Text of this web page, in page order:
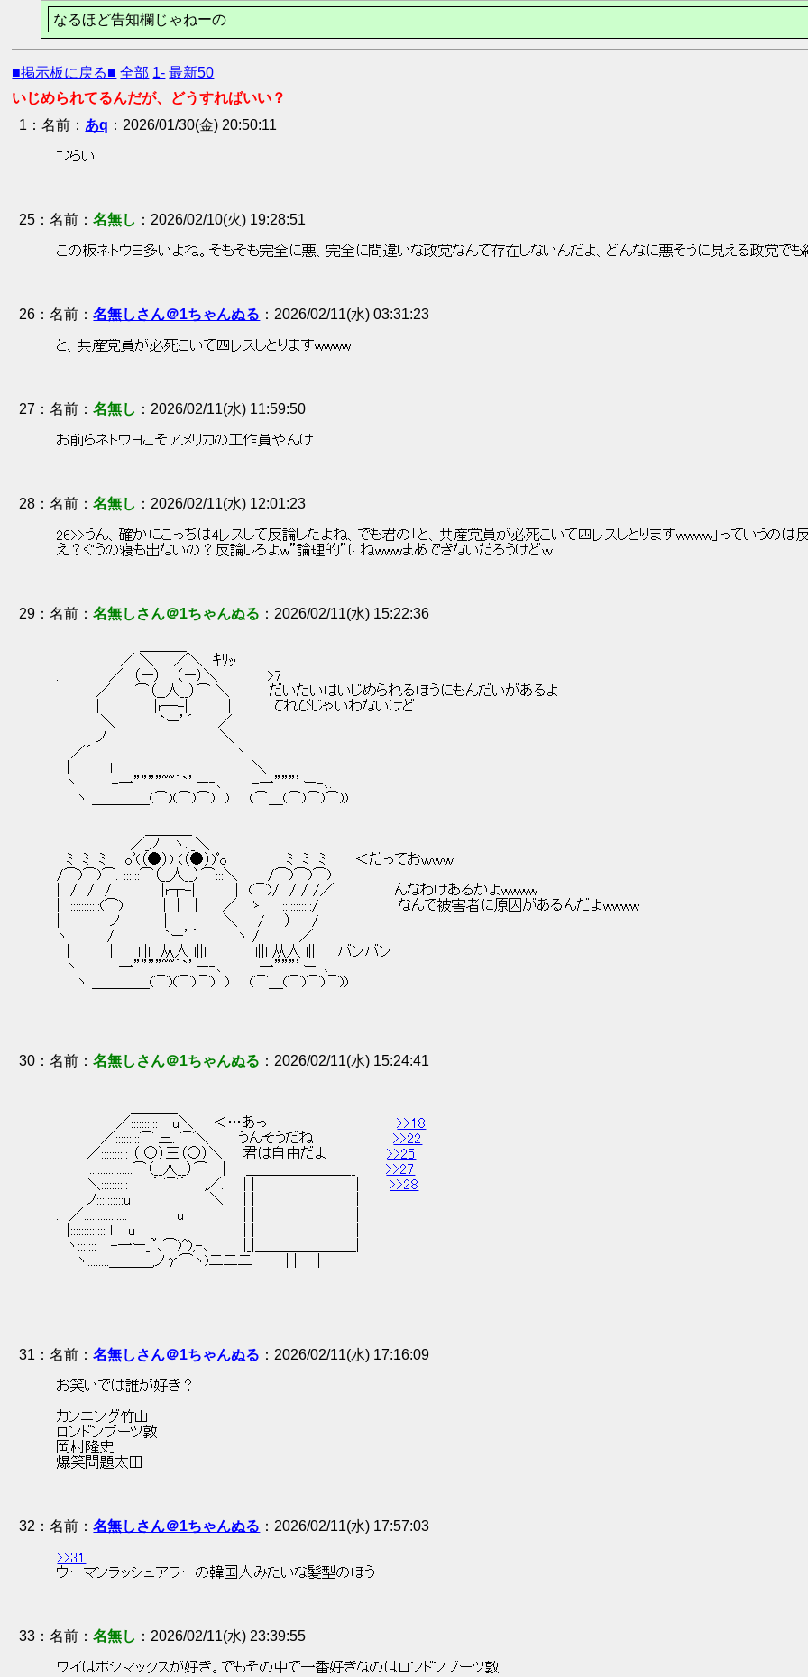
なるほど告知欄じゃねーの
■掲示板に戻る■ 全部 1- 最新50
いじめられてるんだが、どうすればいい？
1 ： あq 2026/01/30(金) 20:50:11
つらい
25 ： 名無し 2026/02/10(火) 19:28:51
この板ネトウヨ多いよね。そもそも完全に悪、完全に間違いな政党なんて存在しないんだよ、どんなに悪そうに見える政党で
26 ： 名無しさん＠1ちゃんぬる 2026/02/11(水) 03:31:23
と、共産党員が必死こいて四レスしとりますwwww
27 ： 名無し 2026/02/11(水) 11:59:50
お前らネトウヨこそアメリカの工作員やんけ
28 ： 名無し 2026/02/11(水) 12:01:23
26>>うん、確かにこっちは4レスして反論したよね、でも君の「と、共産党員が必死こいて四レスしとりますwwww」っていうの
え？ぐうの寝も出ないの？反論しろよw”論理的”にねwwwまあできないだろうけどｗ
29 ： 名無しさん＠1ちゃんぬる 2026/02/11(水) 15:22:36
／ ＼　　／＼　ｷﾘｯ
.　　　　　／　（ー） 　（ー）＼　　　　　>7
／　　 ⌒（__人__）⌒ ＼　　　　だいたいはいじめられるほうにもんだいがあるよ
|　　 　　　|r┬-|　　　　|　　　　てれびじゃいわないけど
＼　　　　 `ー’´　　 ／
ノ　　　　　　　　　　 　＼
／´　　　　　　　　　　　　 　　ヽ
|　　　　ｌ　　　　　　　　　　　　　　＼
ヽ　　　 -一””””~~｀`’ー‐､　　　-一”””’ー-､.
ヽ ＿＿＿＿(⌒)(⌒)⌒)　)　　(⌒＿(⌒)⌒)⌒))
／_ノ 　ヽ､_＼
ﾐ　ﾐ　ﾐ　　oﾟ(（●）) (（●）)ﾟo　　　　　　ﾐ　ﾐ　ﾐ　　　＜だっておｗｗｗ
/⌒)⌒)⌒. ::::::⌒（__人__）⌒:::＼　　　/⌒)⌒)⌒)
|　/　/　/　　　　　|r┬-|　　　　|　(⌒)/　/ / /／　　　　　　んなわけあるかよwwww
|　:::::::::::(⌒)　　　　|　|　 |　　 ／ 　ゝ　　:::::::::::/　　　　　　　　なんで被害者に原因があるんだよwwww
|　　　　　ノ　　 　　|　|　 |　 　＼　　/　　）　　/
ヽ　　　　/　　　　　`ー’´　　 　 ヽ /　　　　／
|　　　　|　　 l||l　从人 l||l 　　　　 l||l 从人 l||l　　バンバン
ヽ　　　 -一””””~~｀`’ー‐､　　　-一”””’ー-､
ヽ ＿＿＿＿(⌒)(⌒)⌒)　)　　(⌒＿(⌒)⌒)⌒))
30 ： 名無しさん＠1ちゃんぬる 2026/02/11(水) 15:24:41
／::::::::::　 u＼　　＜…あっ >>18
／:::::::::⌒ 三. ⌒＼　　　うんそうだね >>22
／:::::::::: （ ○）三（○）＼　　君は自由だよ >>25
|::::::::::::::::⌒（__人__）⌒ 　|　　＿＿＿＿＿＿＿__ >>27
＼::::::::::　　 ｀ ⌒´ 　 ,／. 　 | |　 　 　 　 　 　 　 | >>28
ノ::::::::::u　　　　　　　　＼ 　 | |　 　 　 　 　 　 　 |
.　／::::::::::::::::　　　　　u　　　　　　| |　 　 　 　 　 　 　 |
|::::::::::::: ｌ 　u　　　　　　　　　 　 | |　 　 　 　 　 　 　 |
ヽ::::::: 　-一ー_~､⌒)^),-､　　　 |_|＿＿＿＿＿＿＿|
ヽ::::::::＿＿＿,ノγ⌒ヽ)二二二 　 　 | |　　|
31 ： 名無しさん＠1ちゃんぬる 2026/02/11(水) 17:16:09
お笑いでは誰が好き？
カンニング竹山
ロンドンブーツ敦
岡村隆史
爆笑問題太田
32 ： 名無しさん＠1ちゃんぬる 2026/02/11(水) 17:57:03
>>31
ウーマンラッシュアワーの韓国人みたいな髪型のほう
33 ： 名無し 2026/02/11(水) 23:39:55
ワイはボシマックスが好き。でもその中で一番好きなのはロンドンブーツ敦